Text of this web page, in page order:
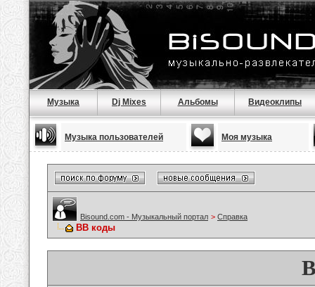
Музыка Dj Mixes Альбомы Видеоклипы
Музыка пользователей Моя музыка
Bisound.com - Музыкальный портал > Справка
BB коды